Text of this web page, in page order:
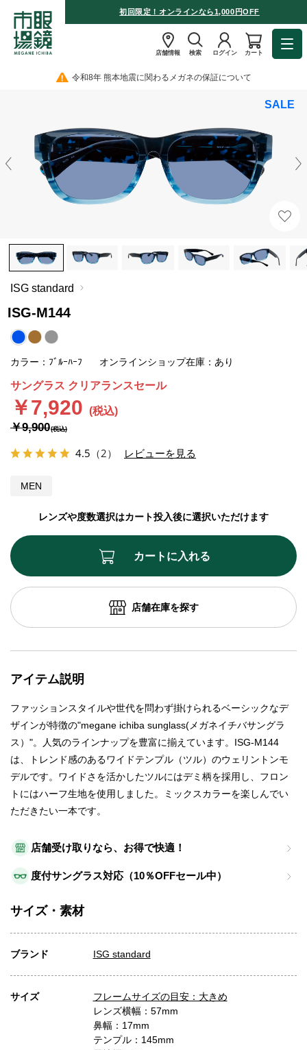
初回限定！オンラインなら1,000円OFF
店舗情報 検索 ログイン カート
令和8年 熊本地震に関わるメガネの保証について
SALE
ISG standard
ISG-M144
4.5 （2） レビューを見る
MEN
カラー：ﾌﾞﾙｰﾊｰﾌ オンラインショップ在庫：あり
レンズや度数選択はカート投入後に選択いただけます
サングラス クリアランスセール
￥7,920
￥9,900
店舗受け取りなら、お得で快適！
度付サングラス対応（10％OFFセール中）
カートに入れる
店舗在庫を探す
アイテム説明
ファッションスタイルや世代を問わず掛けられるベーシックなデ
ザインが特徴の"megane ichiba sunglass(メガネイチバサングラ
ス）"。人気のラインナップを豊富に揃えています。ISG-M144
は、トレンド感のあるワイドテンプル（ツル）のウェリントンモ
デルです。ワイドさを活かしたツルにはデミ柄を採用し、フロン
トにはハーフ生地を使用しました。ミックスカラーを楽しんでい
ただきたい一本です。
サイズ・素材
ブランド ISG standard
サイズ
フレームサイズの目安：大きめ
レンズ横幅：57mm
鼻幅：17mm
テンプル：145mm